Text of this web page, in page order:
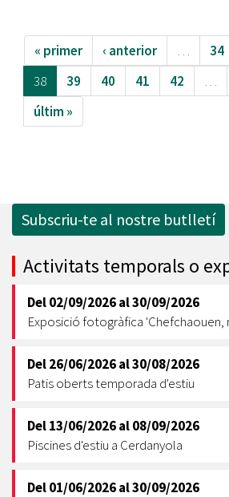
« primer ‹ anterior … 34
38
39 40 41 42 …
últim »
Subscriu-te al nostre butlletí
Activitats temporals o
Del02/09/2026al30/09/2026
Exposició fotogràfica 'Chefchaouen,
Del26/06/2026al30/08/2026
Patis oberts temporada d'estiu
Del13/06/2026al08/09/2026
Piscines d'estiu a Cerdanyola
Del01/06/2026al30/09/2026